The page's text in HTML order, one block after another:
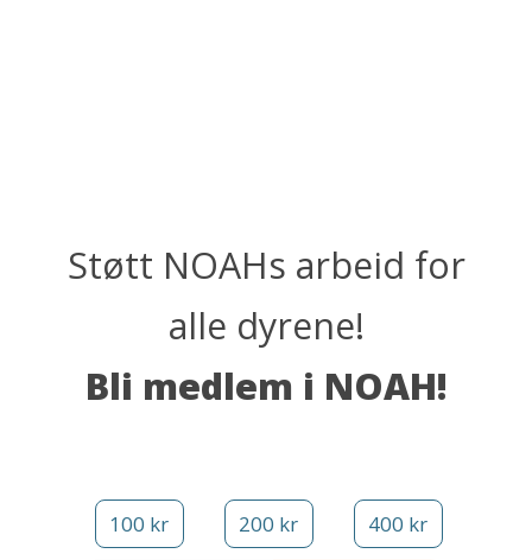
Støtt NOAHs arbeid for
alle dyrene!
Bli medlem i NOAH!
100 kr 200 kr 400 kr